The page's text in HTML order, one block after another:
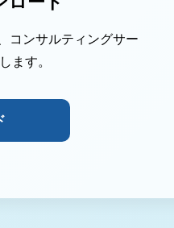
コンサルティングサー
ます。